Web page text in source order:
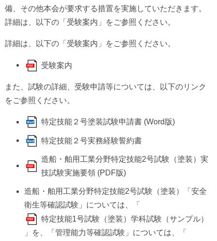
備、その他本会が要求する措置を実施していただきます。
詳細は、以下の「受験案内」をご参照ください。
詳細は、以下の「受験案内」をご参照ください。
受験案内
また、試験の詳細、受験申請等については、以下のリンク
をご参照ください。
特定技能２号塗装試験申請書 (Word版)
特定技能２号実務経験誓約書
造船・舶用工業分野特定技能2号試験（塗装）実
技試験実施要領 (PDF版)
造船・舶用工業分野特定技能2号試験（塗装）「安全
衛生等確認試験」については、「
特定技能1号試験（塗装）学科試験（サンプル）
」を、「管理能力等確認試験」については、「